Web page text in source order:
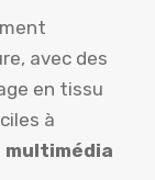
avec des
en tissu
à
multimédia